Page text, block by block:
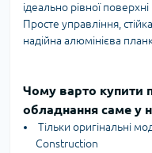
ідеально рівної
Просте управління,
надійна алюмінієва
Чому варто купити
обладнання саме у
Тільки оригінальні
Construction